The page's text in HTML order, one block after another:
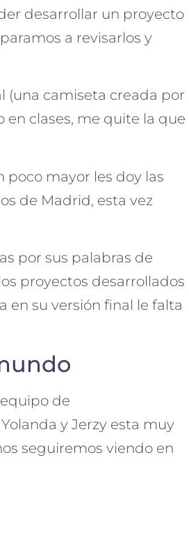
desarrollar un proyecto
a revisarlos y
(una camiseta creada por
en clases, me quite la que
poco mayor les doy las
de Madrid, esta vez
por sus palabras de
proyectos desarrollados
en su versión final le falta
de
y Jerzy esta muy
seguiremos viendo en